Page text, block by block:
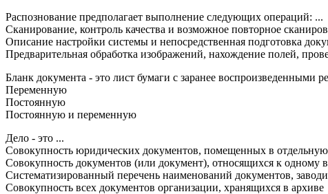
Распознование предполагает выполнение следующих операций: ...
Сканирование, контроль качества и возможное повторное
Описание настройки системы и непосредственная подготовка
Предварительная обработка изображений, нахождение полей,
Бланк документа - это лист бумаги с заранее
Переменную
Постоянную
Постоянную и переменную
Дело - это ...
Совокупность юридических документов, помещенных в
Совокупность документов (или документ), относящихся к
Систематизированный перечень наименований документов,
Совокупность всех документов организации, хранящихся в архиве